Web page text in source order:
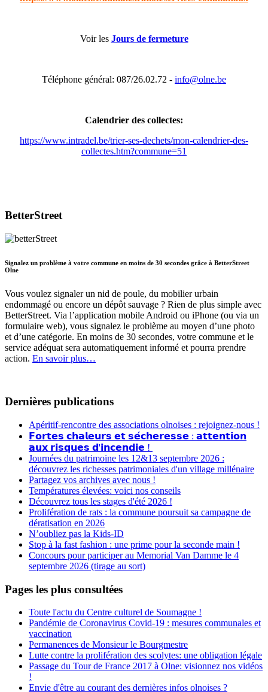
Voir les Jours de fermeture
Téléphone général: 087/26.02.72 - info@olne.be
Calendrier des collectes:
https://www.intradel.be/trier-ses-dechets/mon-calendrier-des-
collectes.htm?commune=51
BetterStreet
Signalez un problème à votre commune en moins de 30 secondes grâce à BetterStreet
Olne
Vous voulez signaler un nid de poule, du mobilier urbain
endommagé ou encore un dépôt sauvage ? Rien de plus simple avec
BetterStreet. Via l’application mobile Android ou iPhone (ou via un
formulaire web), vous signalez le problème au moyen d’une photo
et d’une catégorie. En moins de 30 secondes, votre commune et le
service adéquat sera automatiquement informé et pourra prendre
action. En savoir plus…
Dernières publications
Apéritif-rencontre des associations olnoises : rejoignez-nous !
𝗙𝗼𝗿𝘁𝗲𝘀 𝗰𝗵𝗮𝗹𝗲𝘂𝗿𝘀 𝗲𝘁 𝘀𝗲́𝗰𝗵𝗲𝗿𝗲𝘀𝘀𝗲 : 𝗮𝘁𝘁𝗲𝗻𝘁𝗶𝗼𝗻
𝗮𝘂𝘅 𝗿𝗶𝘀𝗾𝘂𝗲𝘀 𝗱'𝗶𝗻𝗰𝗲𝗻𝗱𝗶𝗲 !
Journées du patrimoine les 12&13 septembre 2026 :
découvrez les richesses patrimoniales d'un village millénaire
Partagez vos archives avec nous !
Températures élevées: voici nos conseils
Découvrez tous les stages d'été 2026 !
Prolifération de rats : la commune poursuit sa campagne de
dératisation en 2026
N’oubliez pas la Kids-ID
Stop à la fast fashion : une prime pour la seconde main !
Concours pour participer au Memorial Van Damme le 4
septembre 2026 (tirage au sort)
Pages les plus consultées
Toute l'actu du Centre culturel de Soumagne !
Pandémie de Coronavirus Covid-19 : mesures communales et
vaccination
Permanences de Monsieur le Bourgmestre
Lutte contre la prolifération des scolytes: une obligation légale
Passage du Tour de France 2017 à Olne: visionnez nos vidéos
!
Envie d'être au courant des dernières infos olnoises ?